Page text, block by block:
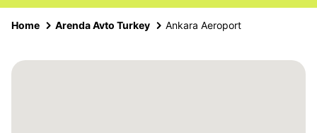
Home Arenda Avto Turkey Ankara Aeroport